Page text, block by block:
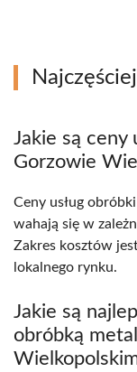
Jakie są ceny
Gorzowie
Ceny usług
wahają się w
Zakres kosztów
lokalnego rynku.
Jakie są
obróbką